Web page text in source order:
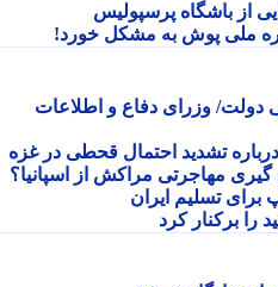
باشگاه پرسپولیس
پوش به مشکل خورد!
وزرای دفاع و اطلاعات
تشدید احتمال قحطی در غزه
مهاجرتی مراکش از اسپانیا؟
تسلیم ایران
کرد